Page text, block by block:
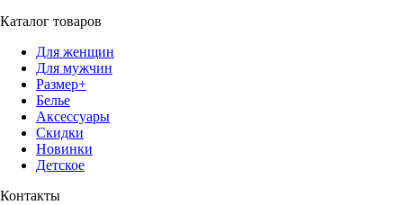
Каталог товаров
Для женщин
Для мужчин
Размер+
Белье
Аксессуары
Скидки
Новинки
Детское
Контакты